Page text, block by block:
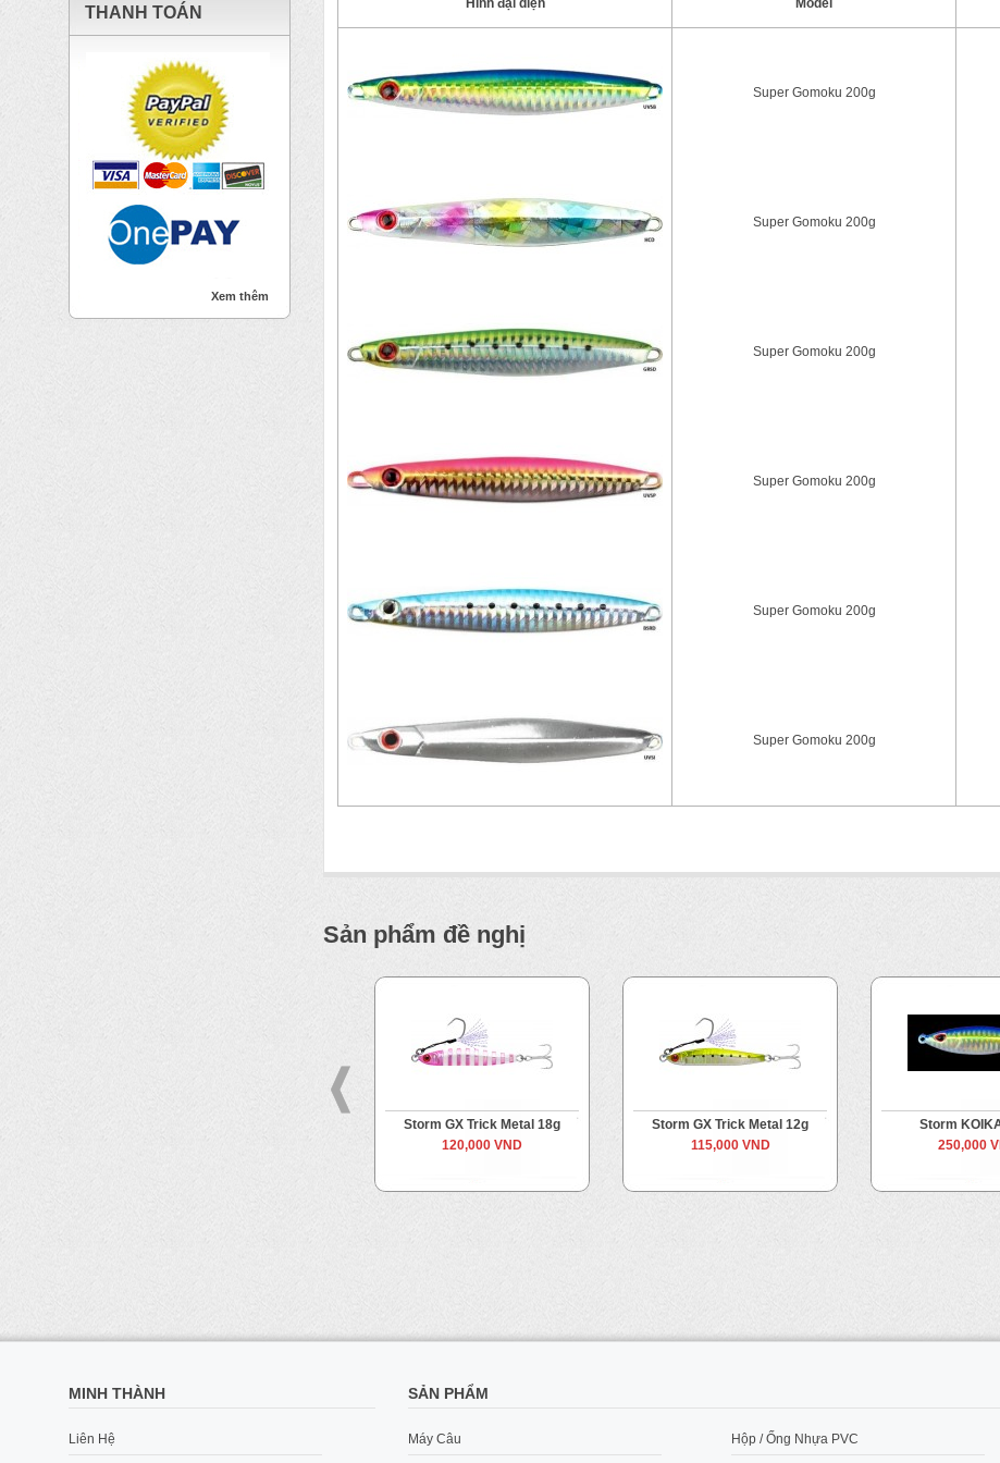
THANH TOÁN
Xem thêm
Hình đại diện Model
Super Gomoku 200g
Super Gomoku 200g
Super Gomoku 200g
Super Gomoku 200g
Super Gomoku 200g
Super Gomoku 200g
Sản phẩm đề nghị
Storm GX Trick Metal 18g
120,000 VND
Storm GX Trick Metal 12g
115,000 VND
Storm
250,000
MINH THÀNH
Liên Hệ
SẢN PHẨM
Máy Câu Hộp / Ống Nhựa PVC